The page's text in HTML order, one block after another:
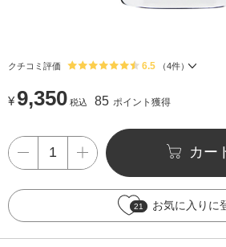
クチコミ評価 6.5 （4件）
¥ 9,350 税込 85 ポイント獲得
カー
21 お気に入りに